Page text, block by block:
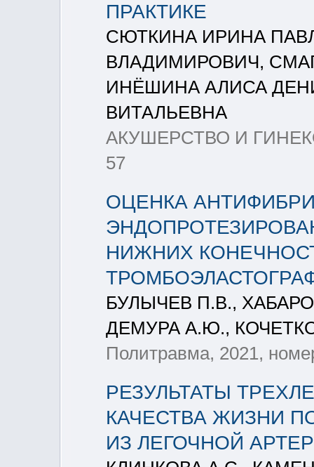
ПРАКТИКЕ
СЮТКИНА ИРИНА
ВЛАДИМИРОВИЧ,
ИНЁШИНА АЛИСА
ВИТАЛЬЕВНА
АКУШЕРСТВО И
57
ОЦЕНКА
НИЖНИХ
БУЛЫЧЕВ П.В.,
ДЕМУРА А.Ю.,
Политравма, 2021,
РЕЗУЛЬТАТЫ
КАЧЕСТВА ЖИЗНИ
ИЗ ЛЕГОЧНОЙ